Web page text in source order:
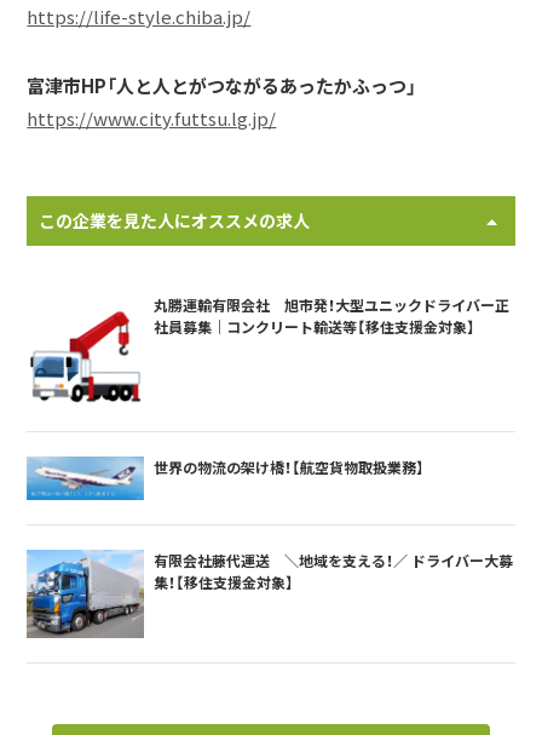
https://life-style.chiba.jp/
富津市HP「人と人とがつながるあったかふっつ」
https://www.city.futtsu.lg.jp/
この企業を見た人にオススメの求人
丸勝運輸有限会社 旭市発！大型ユニックドライバー正
社員募集｜コンクリート輸送等【移住支援金対象】
世界の物流の架け橋！【航空貨物取扱業務】
有限会社藤代運送 ＼地域を支える！／ ドライバー大募
集！【移住支援金対象】